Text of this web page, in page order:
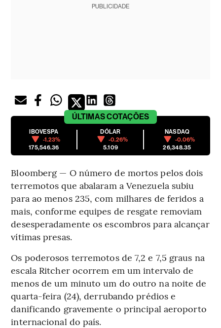
PUBLICIDADE
ÚLTIMASCOTAÇÕES
IBOVESPA
-1.23%
175,546.36
DÓLAR
-0.26%
5.109
NASDAQ
-0.06%
26,348.35
Bloomberg — O número de mortos pelos dois
terremotos que abalaram a Venezuela subiu
para ao menos 235, com milhares de feridos a
mais, conforme equipes de resgate removiam
desesperadamente os escombros para alcançar
vítimas presas.
Os poderosos terremotos de 7,2 e 7,5 graus na
escala Ritcher ocorrem em um intervalo de
menos de um minuto um do outro na noite de
quarta-feira (24), derrubando prédios e
danificando gravemente o principal aeroporto
internacional do país.